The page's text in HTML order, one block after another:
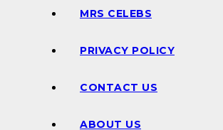
MRS CELEBS
PRIVACY POLICY
CONTACT US
ABOUT US